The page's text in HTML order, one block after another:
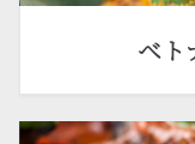
ベト